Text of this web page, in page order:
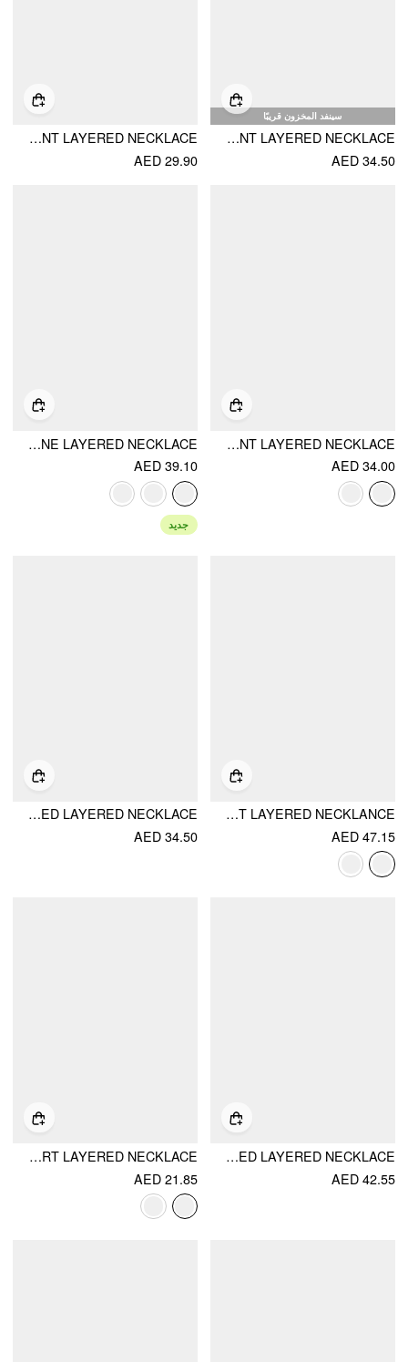
سينفد المخزون قريبًا
HEART PENDANT LAYERED NECKLACE
AED 34.50
SUN & ZIRCON PENDANT LAYERED NECKLACE
AED 29.90
ROUND BEADED PENDANT LAYERED NECKLACE
AED 34.00
SPIRAL & GEMSTONE LAYERED NECKLACE
AED 39.10
جديد
RHINESTONE & SUN & MOON PENDANT LAYERED NECKLANCE
AED 47.15
SUN & RHINESTONE DECOR BEADED LAYERED NECKLACE
AED 34.50
STAR & RHINESTONE & BEADED LAYERED NECKLACE
AED 42.55
HEART LAYERED NECKLACE
AED 21.85